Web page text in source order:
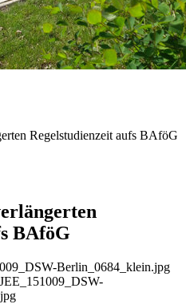
Regelstudienzeit aufs BAföG
BAföG
Berlin_0684_klein.jpg